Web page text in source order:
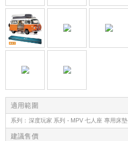
適用範圍
系列：深度玩家 系列 - MPV 七人座 專用床墊
建議售價